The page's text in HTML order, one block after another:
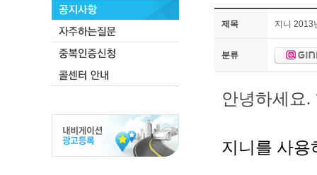
제목 지니 2013
분류
안녕하세요.
지니를 사용